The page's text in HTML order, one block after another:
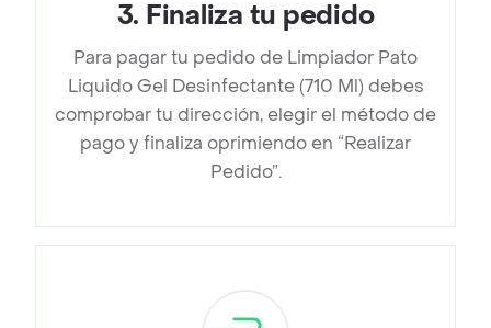
3. Finaliza tu pedido
Para pagar tu pedido de Limpiador Pato
Liquido Gel Desinfectante (710 Ml) debes
comprobar tu dirección, elegir el método de
pago y finaliza oprimiendo en “Realizar
Pedido”.